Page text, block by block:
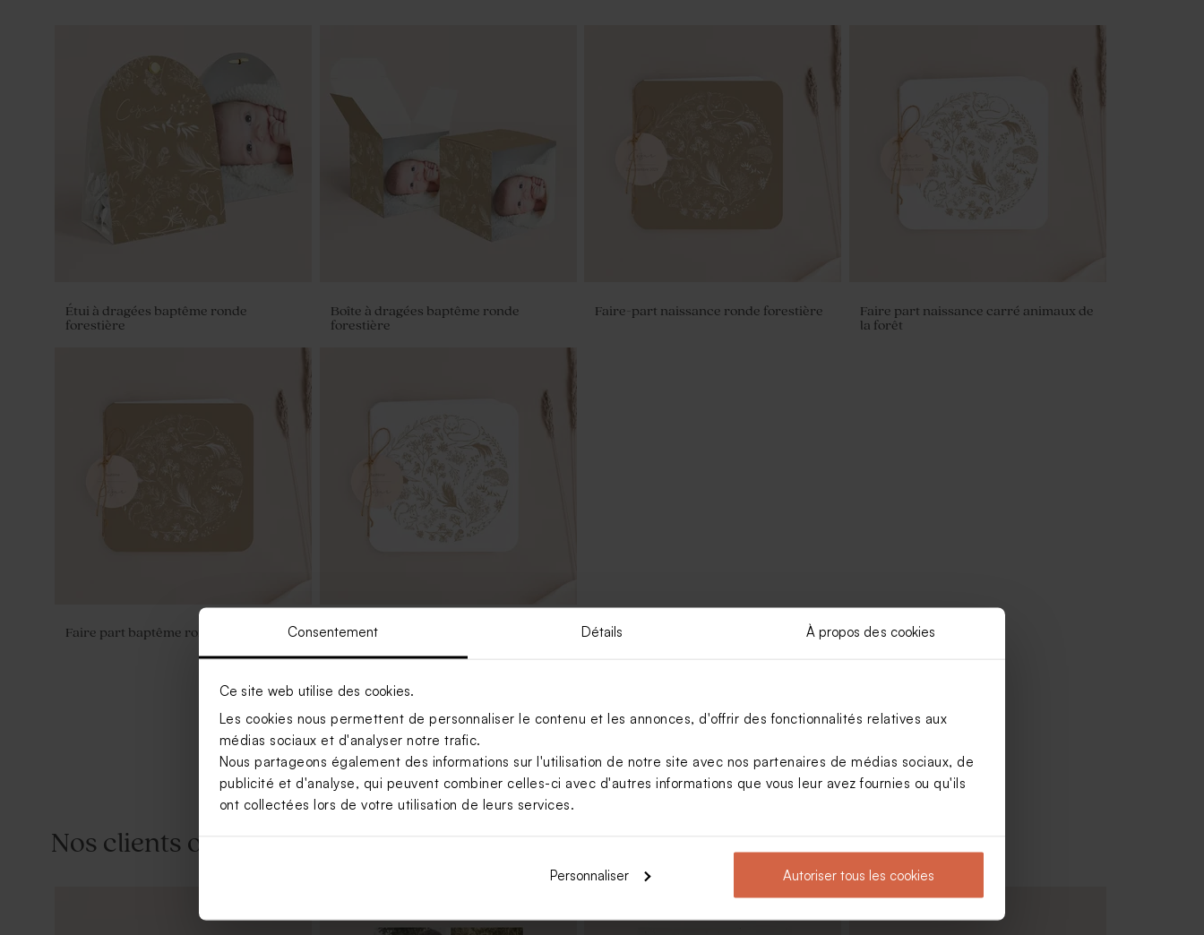
Consentement Détails À propos des cookies
Ce site web utilise des cookies.
Les cookies nous permettent de personnaliser le contenu et les annonces, d'offrir des fonctionnalités relatives aux
médias sociaux et d'analyser notre trafic.
Nous partageons également des informations sur l'utilisation de notre site avec nos partenaires de médias sociaux, de
publicité et d'analyse, qui peuvent combiner celles-ci avec d'autres informations que vous leur avez fournies ou qu'ils
ont collectées lors de votre utilisation de leurs services.
Personnaliser Autoriser tous les cookies
Étui à dragées baptême ronde
forestière
Boîte à dragées baptême ronde
forestière
Faire-part naissance ronde forestière
Faire part naissance carré animaux de
la forêt
Faire part baptême ronde forestière
Faire part baptême douce ronde
Voir +
Nos clients ont aussi aimé...